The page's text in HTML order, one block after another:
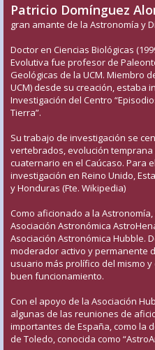
Patricio Domínguez
gran amante de la Astronomía y
Doctor en Ciencias Biológicas
Evolutiva fue profesor de
Geológicas de la UCM. Miembro
UCM) desde su creación, estaba
Investigación del Centro
Tierra”.
Su trabajo de investigación se
vertebrados, evolución
cuaternario en el Caúcaso. Para
investigación en Reino Unido,
y Honduras (Fte. Wikipedia)
Como aficionado a la
Asociación Astronómica
Asociación Astronómica Hubble.
moderador activo y permanente
usuario más prolífico del mismo
buen funcionamiento.
Con el apoyo de la Asociación
algunas de las reuniones de
importantes de España, como la
de Toledo, conocida como